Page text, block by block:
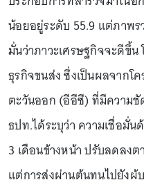
น้อยอยู่ระดับ 55.9 แต่ภาพ
มั่นว่าภาวะเศรษฐกิจจะดีขึ้น
ธุรกิจขนส่ง ซึ่งเป็นผลจากโ
ตะวันออก (อีอีซี) ที่มีความ
ธปท.ได้ระบุว่า ความเชื่อมั่
3 เดือนข้างหน้า ปรับลดลง
แต่การส่งผ่านต้นทุนไปยังผู้